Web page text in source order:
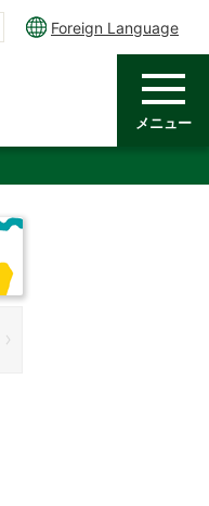
Foreign Language
メニュー